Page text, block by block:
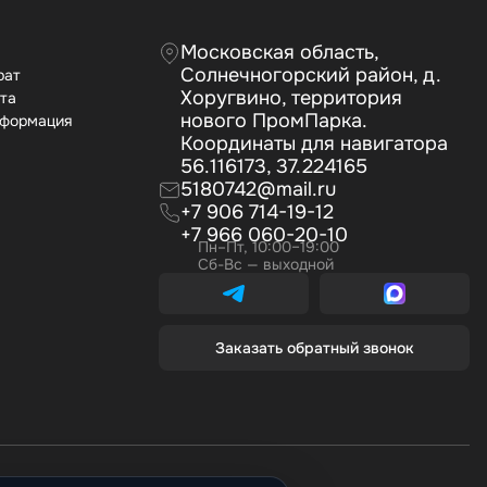
Московская область,
Солнечногорский район, д.
Хоругвино, территория
нового ПромПарка.
Координаты для навигатора
56.116173, 37.224165
5180742@mail.ru
+7 906 714-19-12
+7 966 060-20-10
Пн–Пт, 10:00–19:00
Сб-Вс — выходной
Заказать обратный звонок